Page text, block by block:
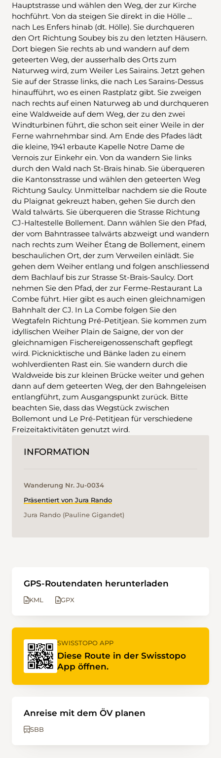
Hauptstrasse und wählen den Weg, der zur Kirche
hochführt. Von da steigen Sie direkt in die Hölle ...
nach Les Enfers hinab (dt. Hölle). Sie durchqueren
den Ort Richtung Soubey bis zu den letzten Häusern.
Dort biegen Sie rechts ab und wandern auf dem
geteerten Weg, der ausserhalb des Orts zum
Naturweg wird, zum Weiler Les Sairains. Jetzt gehen
Sie auf der Strasse links, die nach Les Sarains-Dessus
hinaufführt, wo es einen Rastplatz gibt. Sie zweigen
nach rechts auf einen Naturweg ab und durchqueren
eine Waldweide auf dem Weg, der zu den zwei
Windturbinen führt, die schon seit einer Weile in der
Ferne wahrnehmbar sind. Am Ende des Pfades lädt
die kleine, 1941 erbaute Kapelle Notre Dame de
Vernois zur Einkehr ein. Von da wandern Sie links
durch den Wald nach St-Brais hinab. Sie überqueren
die Kantonsstrasse und wählen den geteerten Weg
Richtung Saulcy. Unmittelbar nachdem sie die Route
du Plaignat gekreuzt haben, gehen Sie durch den
Wald talwärts. Sie überqueren die Strasse Richtung
CJ-Haltestelle Bollement. Dann wählen Sie den Pfad,
der vom Bahntrassee talwärts abzweigt und wandern
nach rechts zum Weiher Étang de Bollement, einem
beschaulichen Ort, der zum Verweilen einlädt. Sie
gehen dem Weiher entlang und folgen anschliessend
dem Bachlauf bis zur Strasse St-Brais-Saulcy. Dort
nehmen Sie den Pfad, der zur Ferme-Restaurant La
Combe führt. Hier gibt es auch einen gleichnamigen
Bahnhalt der CJ. In La Combe folgen Sie den
Wegtafeln Richtung Pré-Petitjean. Sie kommen zum
idyllischen Weiher Plain de Saigne, der von der
gleichnamigen Fischereigenossenschaft gepflegt
wird. Picknicktische und Bänke laden zu einem
wohlverdienten Rast ein. Sie wandern durch die
Waldweide bis zur kleinen Brücke weiter und gehen
dann auf dem geteerten Weg, der den Bahngeleisen
entlangführt, zum Ausgangspunkt zurück. Bitte
beachten Sie, dass das Wegstück zwischen
Bollemont und Le Pré-Petitjean für verschiedene
Freizeitaktivitäten genutzt wird.
INFORMATION
Wanderung Nr. Ju-0034
Präsentiert von Jura Rando
Jura Rando (Pauline Gigandet)
GPS-Routendaten herunterladen
KML GPX
SWISSTOPO APP
Diese Route in der Swisstopo
App öffnen.
Anreise mit dem ÖV planen
SBB